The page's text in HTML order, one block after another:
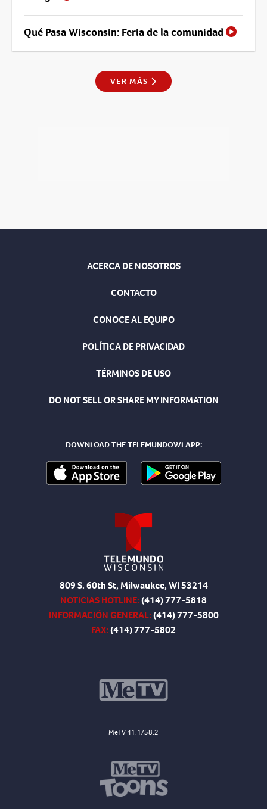
Qué Pasa Wisconsin: Feria de la comunidad
VER MÁS
ACERCA DE NOSOTROS
CONTACTO
CONOCE AL EQUIPO
POLÍTICA DE PRIVACIDAD
TÉRMINOS DE USO
DO NOT SELL OR SHARE MY INFORMATION
DOWNLOAD THE TELEMUNDOWI APP:
809 S. 60th St, Milwaukee, WI 53214
NOTICIAS HOTLINE:(414) 777-5818
INFORMACIÓN GENERAL:(414) 777-5800
FAX:(414) 777-5802
MeTV 41.1/58.2